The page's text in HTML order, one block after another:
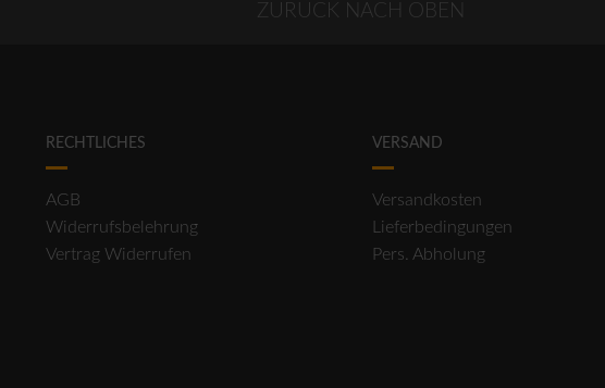
ZURÜCK NACH OBEN
RECHTLICHES
AGB
Widerrufsbelehrung
Vertrag Widerrufen
VERSAND
Versandkosten
Lieferbedingungen
Pers. Abholung